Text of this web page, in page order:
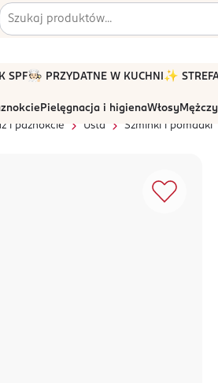
SPF🧑🏻‍🍳 PRZYDATNE W KUCHNI ✨
Pielęgnacja i higienaWłosy
i paznokcie Usta Szminki i pomadki